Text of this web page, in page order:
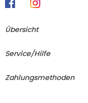
Übersicht
Service/Hilfe
Zahlungsmethoden